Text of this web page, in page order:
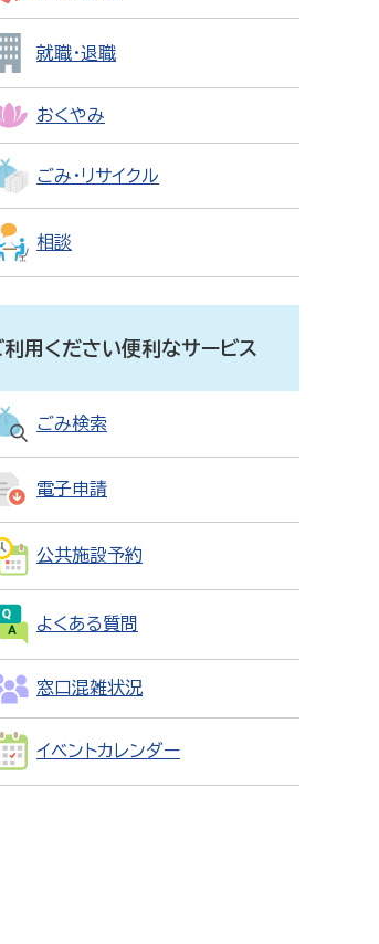
就職・退職
おくやみ
ごみ・リサイクル
相談
利用ください便利なサービス
ごみ検索
電子申請
公共施設予約
よくある質問
窓口混雑状況
イベントカレンダー